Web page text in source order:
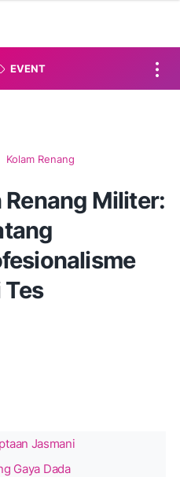
EVENT
Kolam Renang
Militer:
Jasmani
Gaya Dada